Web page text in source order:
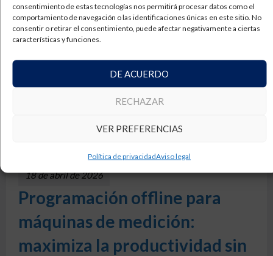
consentimiento de estas tecnologías nos permitirá procesar datos como el
comportamiento de navegación o las identificaciones únicas en este sitio. No
consentir o retirar el consentimiento, puede afectar negativamente a ciertas
características y funciones.
DE ACUERDO
RECHAZAR
VER PREFERENCIAS
Política de privacidadAviso legal
18 de abril de 2026
Programación offline para
máquinas de medición:
maximiza la productividad sin